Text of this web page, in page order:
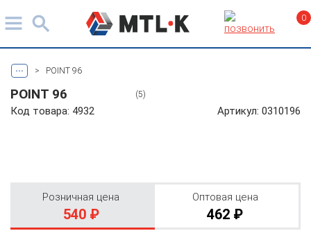
0
... > POINT 96
POINT 96 (5)
Код товара: 4932 Артикул: 0310196
Розничная цена
540 ₽
Оптовая цена
462 ₽